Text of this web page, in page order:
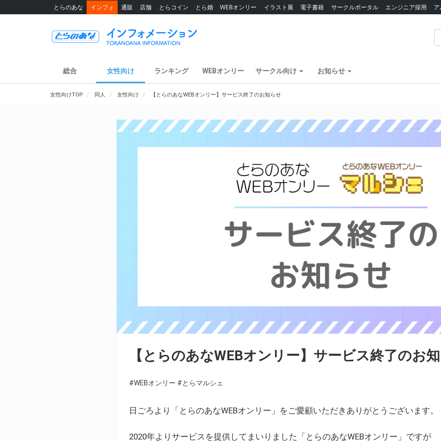
とらのあな インフォ 通販 店舗 とらコイン とら婚 WEBオンリー イラスト展 電子書籍 サークルポータル エンジニア採用
総合 女性向け ランキング WEBオンリー サークル向け お知らせ
女性向けTOP 同人 女性向け 【とらのあなWEBオンリー】サービス終了のお知らせ
【とらのあなWEBオンリー】サービス終了のお
#WEBオンリー #とらマルシェ
日ごろより「とらのあなWEBオンリー」をご愛顧いただきありがとうございます。
2020年よりサービスを提供してまいりました「とらのあなWEBオンリー」ですが